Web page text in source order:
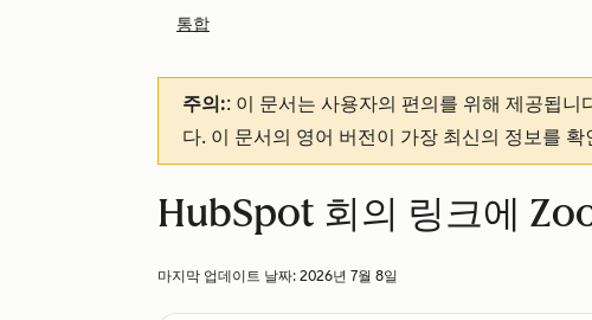
통합
주의:: 이 문서는 사용자의 편의를 위해 제공됩니
다. 이 문서의 영어 버전이 가장 최신의 정보를
HubSpot 회의 링크에
마지막 업데이트 날짜: 2026년 7월 8일